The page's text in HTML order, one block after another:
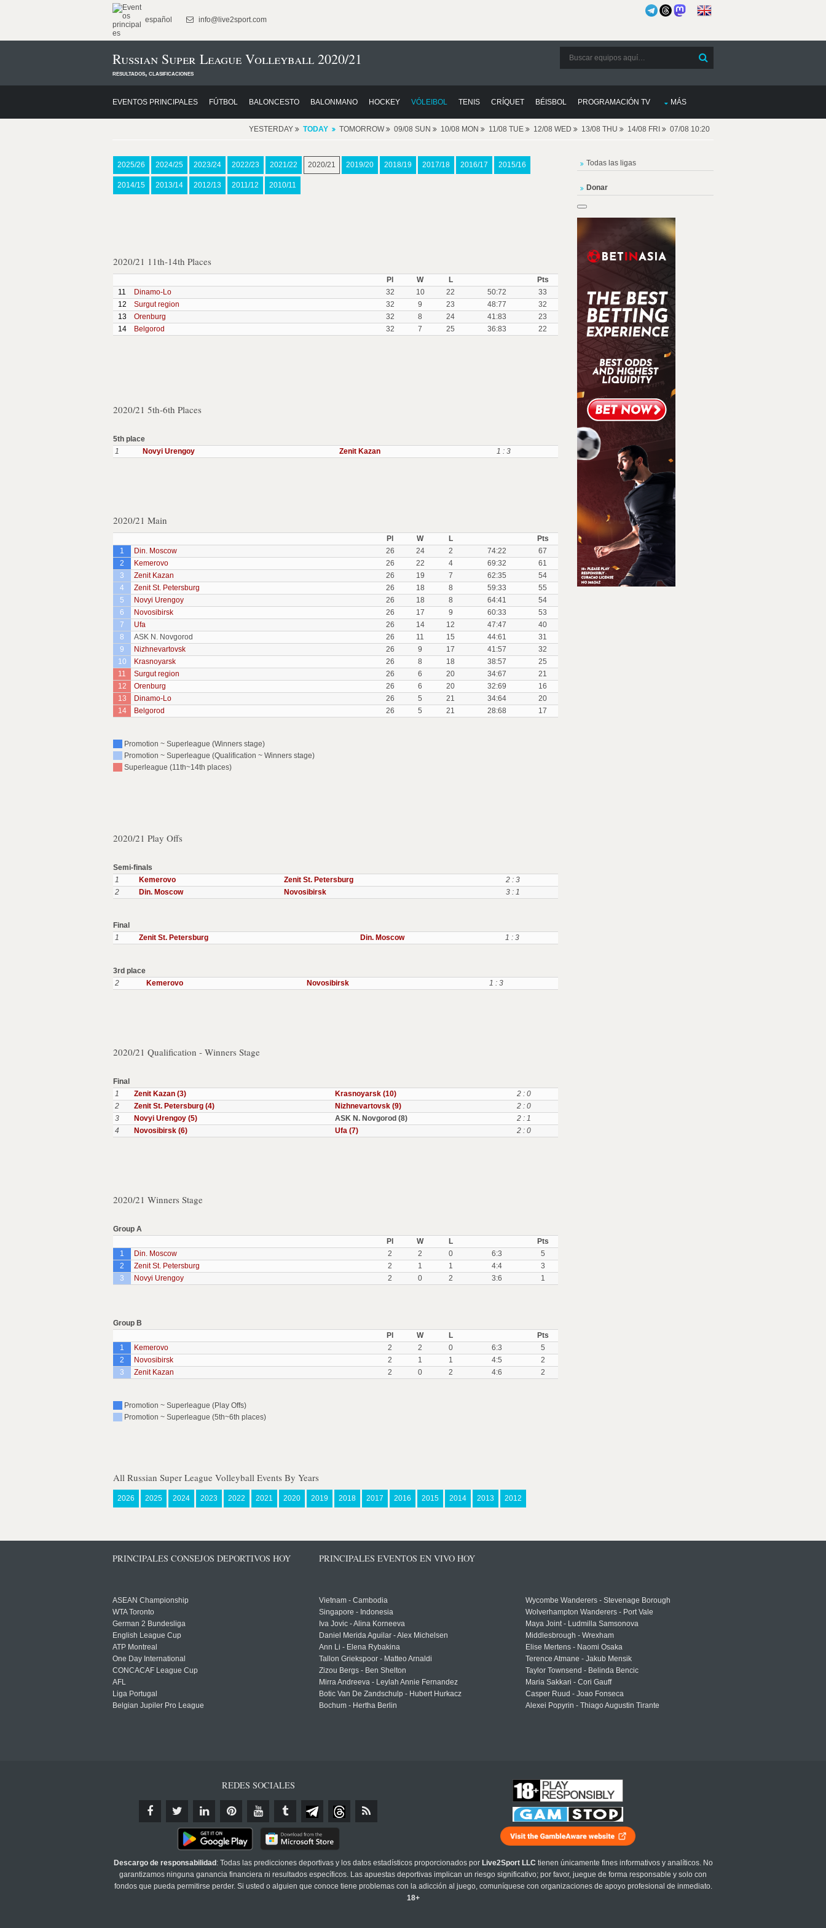
español info@live2sport.com
Russian Super League Volleyball 2020/21
resultados, clasificaciones
EVENTOS PRINCIPALES FÚTBOL BALONCESTO BALONMANO HOCKEY VÓLEIBOL TENIS CRÍQUET BÉISBOL PROGRAMACIÓN TV MÁS
YESTERDAY TODAY TOMORROW 09/08 SUN 10/08 MON 11/08 TUE 12/08 WED 13/08 THU 14/08 FRI 07/08 10:20
2025/26 2024/25 2023/24 2022/23 2021/22 2020/21 2019/20 2018/19 2017/18 2016/17 2015/16
2014/15 2013/14 2012/13 2011/12 2010/11
2020/21 11th-14th Places
Pl W L
Pts
11
Dinamo-Lo 32 10 22 50:72
33
12
Surgut region 32 9 23 48:77
32
13
Orenburg 32 8 24 41:83
23
14
Belgorod 32 7 25 36:83 22
2020/21 5th-6th Places
5th place
1
Novyi Urengoy Zenit Kazan 1 : 3
2020/21 Main
Pl W L
Pts
1
Din. Moscow 26 24 2 74:22
67
2
Kemerovo 26 22 4 69:32
61
3
Zenit Kazan 26 19 7 62:35
54
4
Zenit St. Petersburg 26 18 8 59:33
55
5
Novyi Urengoy 26 18 8 64:41
54
6
Novosibirsk 26 17 9 60:33
53
7
Ufa 26 14 12 47:47
40
8
ASK N. Novgorod 26 11 15 44:61
31
9
Nizhnevartovsk 26 9 17 41:57
32
10
Krasnoyarsk 26 8 18 38:57
25
11
Surgut region 26 6 20 34:67
21
12
Orenburg 26 6 20 32:69
16
13
Dinamo-Lo 26 5 21 34:64
20
14
Belgorod 26 5 21 28:68 17
Promotion ~ Superleague (Winners stage)
Promotion ~ Superleague (Qualification ~ Winners stage)
Superleague (11th~14th places)
2020/21 Play Offs
Semi-finals
1
Kemerovo Zenit St. Petersburg
2 : 3
2
Din. Moscow Novosibirsk 3 : 1
Final
1
Zenit St. Petersburg Din. Moscow 1 : 3
3rd place
2
Kemerovo Novosibirsk 1 : 3
2020/21 Qualification - Winners Stage
Final
1
Zenit Kazan (3) Krasnoyarsk (10)
2 : 0
2
Zenit St. Petersburg (4) Nizhnevartovsk (9)
2 : 0
3
Novyi Urengoy (5) ASK N. Novgorod (8)
2 : 1
4
Novosibirsk (6) Ufa (7) 2 : 0
2020/21 Winners Stage
Group A
Pl
W L
Pts
1
Din. Moscow 2 2 0 6:3
5
2
Zenit St. Petersburg 2 1 1 4:4
3
3
Novyi Urengoy 2 0 2 3:6 1
Group B
Pl
W L
Pts
1
Kemerovo 2 2 0 6:3
5
2
Novosibirsk 2 1 1 4:5
2
3
Zenit Kazan 2 0 2 4:6 2
Promotion ~ Superleague (Play Offs)
Promotion ~ Superleague (5th~6th places)
All Russian Super League Volleyball Events By Years
2026 2025 2024 2023 2022 2021 2020 2019 2018 2017 2016 2015 2014 2013 2012
Todas las ligas
Donar
PRINCIPALES CONSEJOS DEPORTIVOS HOY
ASEAN Championship
WTA Toronto
German 2 Bundesliga
English League Cup
ATP Montreal
One Day International
CONCACAF League Cup
AFL
Liga Portugal
Belgian Jupiler Pro League
PRINCIPALES EVENTOS EN VIVO HOY
Vietnam - Cambodia
Singapore - Indonesia
Iva Jovic - Alina Korneeva
Daniel Merida Aguilar - Alex Michelsen
Ann Li - Elena Rybakina
Tallon Griekspoor - Matteo Arnaldi
Zizou Bergs - Ben Shelton
Mirra Andreeva - Leylah Annie Fernandez
Botic Van De Zandschulp - Hubert Hurkacz
Bochum - Hertha Berlin
Wycombe Wanderers - Stevenage Borough
Wolverhampton Wanderers - Port Vale
Maya Joint - Ludmilla Samsonova
Middlesbrough - Wrexham
Elise Mertens - Naomi Osaka
Terence Atmane - Jakub Mensik
Taylor Townsend - Belinda Bencic
Maria Sakkari - Cori Gauff
Casper Ruud - Joao Fonseca
Alexei Popyrin - Thiago Augustin Tirante
REDES SOCIALES
Descargo de responsabilidad : Todas las predicciones deportivas y los datos estadísticos proporcionados por Live2Sport LLC tienen únicamente fines informativos y analíticos. No
garantizamos ninguna ganancia financiera ni resultados específicos. Las apuestas deportivas implican un riesgo significativo; por favor, juegue de forma responsable y solo con
fondos que pueda permitirse perder. Si usted o alguien que conoce tiene problemas con la adicción al juego, comuníquese con organizaciones de apoyo profesional de inmediato.
18+